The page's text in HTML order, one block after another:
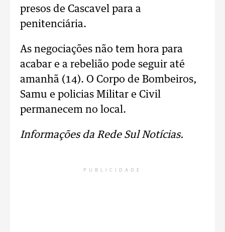
presos de Cascavel para a
penitenciária.
As negociações não tem hora para
acabar e a rebelião pode seguir até
amanhã (14). O Corpo de Bombeiros,
Samu e policias Militar e Civil
permanecem no local.
Informações da Rede Sul Notícias.
PUBLICIDADE